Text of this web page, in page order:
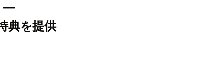
―
典を提供